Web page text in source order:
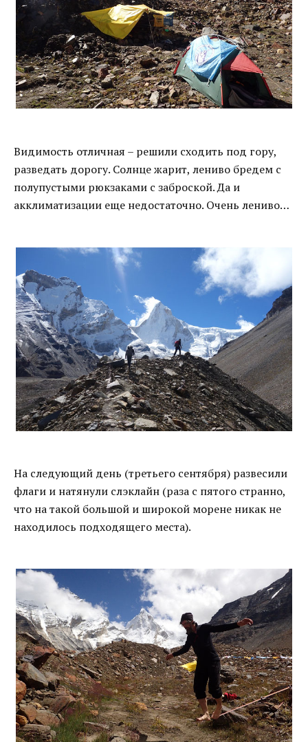
Видимость отличная – решили сходить под гору,
разведать дорогу. Солнце жарит, лениво бредем с
полупустыми рюкзаками с заброской. Да и
акклиматизации еще недостаточно. Очень лениво…
На следующий день (третьего сентября) развесили
флаги и натянули слэклайн (раза с пятого странно,
что на такой большой и широкой морене никак не
находилось подходящего места).